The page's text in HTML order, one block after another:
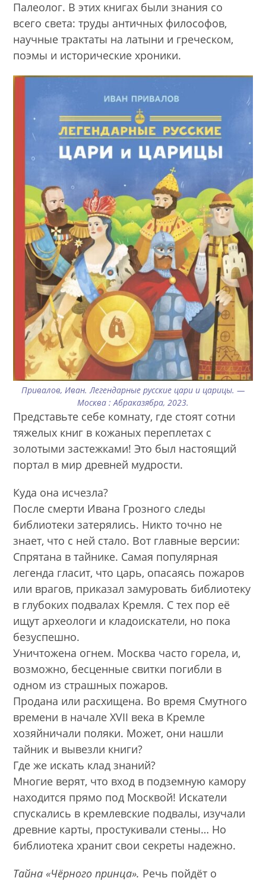
Палеолог. В этих книгах были знания со
всего света: труды античных философов,
научные трактаты на латыни и греческом,
поэмы и исторические хроники.
Привалов, Иван. Легендарные русские цари и царицы. —
Москва : Абраказябра, 2023.
Представьте себе комнату, где стоят сотни
тяжелых книг в кожаных переплетах с
золотыми застежками! Это был настоящий
портал в мир древней мудрости.
Куда она исчезла?
После смерти Ивана Грозного следы
библиотеки затерялись. Никто точно не
знает, что с ней стало. Вот главные версии:
Спрятана в тайнике. Самая популярная
легенда гласит, что царь, опасаясь пожаров
или врагов, приказал замуровать библиотеку
в глубоких подвалах Кремля. С тех пор её
ищут археологи и кладоискатели, но пока
безуспешно.
Уничтожена огнем. Москва часто горела, и,
возможно, бесценные свитки погибли в
одном из страшных пожаров.
Продана или расхищена. Во время Смутного
времени в начале XVII века в Кремле
хозяйничали поляки. Может, они нашли
тайник и вывезли книги?
Где же искать клад знаний?
Многие верят, что вход в подземную камору
находится прямо под Москвой! Искатели
спускались в кремлевские подвалы, изучали
древние карты, простукивали стены… Но
библиотека хранит свои секреты надежно.
Тайна «Чёрного принца». Речь пойдёт о